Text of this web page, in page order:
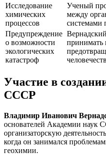
Исследование
химических
процессов
Ученый
между
системами
Предупреждение
о возможности
экологических
катастроф
принимать
Участие в
СССР
Владимир Иванович
основателей Академии наук
организаторскую
когда он занимался
геохимии.